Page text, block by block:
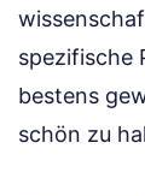
spezifische
bestens
schön zu